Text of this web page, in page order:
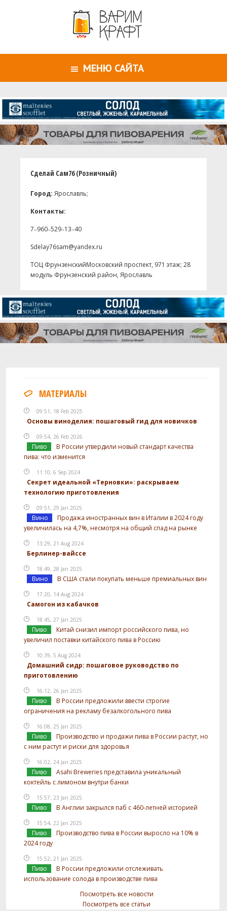
МЕНЮ САЙТА
Сделай Сам76 (Розничный)
Город: Ярославль;
Контакты:
7‒960‒529‒13‒40
Sdelay76sam@yandex.ru
ТОЦ Фрунзенский​Московский проспект, 97​1 этаж; 28
модуль Фрунзенский район, Ярославль
МАТЕРИАЛЫ
09:51, 18 Feb 2025
Основы виноделия: пошаговый гид для новичков
09:54, 26 Feb 2026
Пиво
В России утвердили новый стандарт качества
пива: что изменится
11:10, 6 Sep 2024
Секрет идеальной «Терновки»: раскрываем
технологию приготовления
09:51, 29 Jan 2025
Вино
Продажа иностранных вин в Италии в 2024 году
увеличилась на 4,7%, несмотря на общий спад на рынке
13:29, 21 Aug 2024
Берлинер-вайссе
18:49, 28 Jan 2025
Вино В США стали покупать меньше премиальных вин
17:20, 14 Aug 2024
Самогон из кабачков
18:45, 27 Jan 2025
Пиво
Китай снизил импорт российского пива, но
увеличил поставки китайского пива в Россию
10:39, 5 Aug 2024
Домашний сидр: пошаговое руководство по
приготовлению
16:12, 26 Jan 2025
Пиво
В России предложили ввести строгие
ограничения на рекламу безалкогольного пива
16:08, 25 Jan 2025
Пиво
Производство и продажи пива в России растут, но
с ним растут и риски для здоровья
16:02, 24 Jan 2025
Пиво
Asahi Breweries представила уникальный
коктейль с лимоном внутри банки
15:57, 23 Jan 2025
Пиво В Англии закрылся паб с 460-летней историей
15:54, 22 Jan 2025
Пиво
Производство пива в России выросло на 10% в
2024 году
15:52, 21 Jan 2025
Пиво
В России предложили отслеживать
использование солода в производстве пива
Посмотреть все новости
Посмотреть все статьи